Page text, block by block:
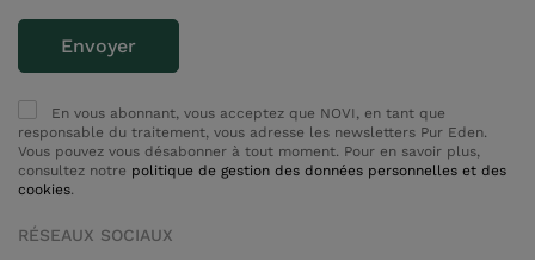
En vous abonnant, vous acceptez que NOVI, en tant que
responsable du traitement, vous adresse les newsletters Pur Eden.
Vous pouvez vous désabonner à tout moment. Pour en savoir plus,
consultez notre politique de gestion des données personnelles et des
cookies.
RÉSEAUX SOCIAUX